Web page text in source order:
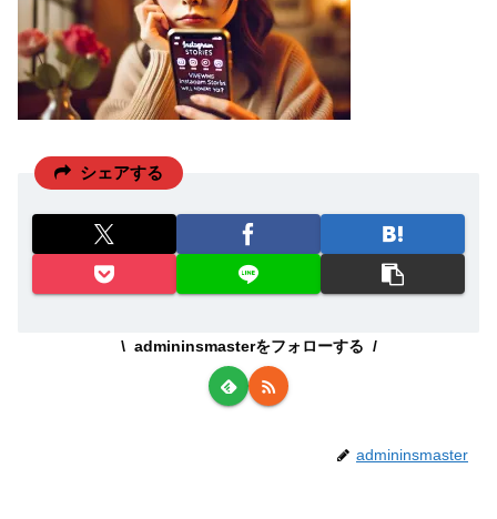
シェアする
admininsmasterをフォローする
admininsmaster